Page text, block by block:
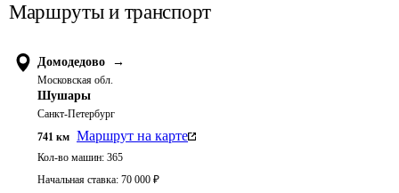
Маршруты и транспорт
Домодедово →
Московская обл.
Шушары
Санкт-Петербург
741 км Маршрут на карте
Кол-во машин: 365
Начальная ставка: 70 000 ₽